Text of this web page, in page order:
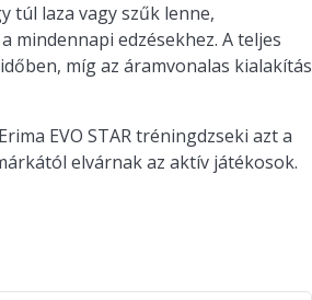
túl laza vagy szűk lenne,
mindennapi edzésekhez. A teljes
míg az áramvonalas kialakítás
EVO STAR tréningdzseki azt a
elvárnak az aktív játékosok.